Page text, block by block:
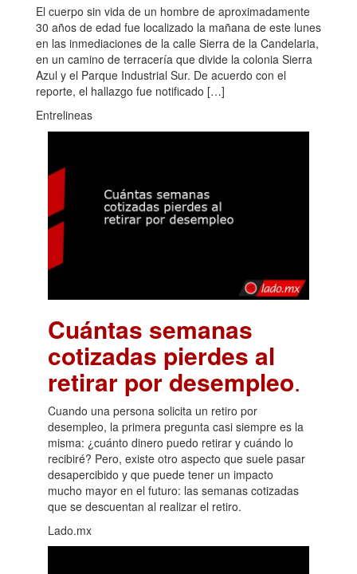
El cuerpo sin vida de un hombre de aproximadamente
30 años de edad fue localizado la mañana de este lunes
en las inmediaciones de la calle Sierra de la Candelaria,
en un camino de terracería que divide la colonia Sierra
Azul y el Parque Industrial Sur. De acuerdo con el
reporte, el hallazgo fue notificado […]
Entrelineas
Cuántas semanas
cotizadas pierdes al
retirar por desempleo.
Cuando una persona solicita un retiro por
desempleo, la primera pregunta casi siempre es la
misma: ¿cuánto dinero puedo retirar y cuándo lo
recibiré? Pero, existe otro aspecto que suele pasar
desapercibido y que puede tener un impacto
mucho mayor en el futuro: las semanas cotizadas
que se descuentan al realizar el retiro.
Lado.mx